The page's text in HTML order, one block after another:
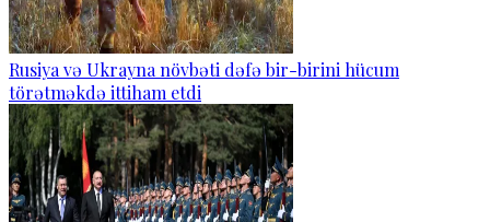
Rusiya və Ukrayna növbəti dəfə bir-birini hücum
törətməkdə ittiham etdi